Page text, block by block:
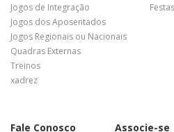
Jogos de Integração
Jogos dos Aposentados
Jogos Regionais ou Nacionais
Quadras Externas
Treinos
xadrez
Fale Conosco Associe-se